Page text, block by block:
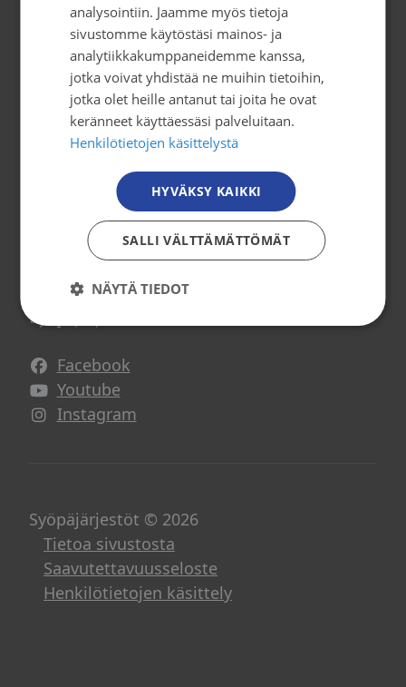
tiedotus@cancer.fi
Tilaa uutiskirje
Osallistu toimintaan
Tule mukaan
Mitä me teemme?
Jäsenyys
Syöpäjärjestöt somessa
Facebook
Avautuu uuteen ikkunaan
Youtube
Avautuu uuteen ikkunaan
Instagram
Avautuu uuteen ikkunaan
Syöpäjärjestöt © 2026
Tietoa sivustosta
Saavutettavuusseloste
Henkilötietojen käsittely
analysointiin. Jaamme myös tietoja
sivustomme käytöstäsi mainos- ja
analytiikkakumppaneidemme kanssa,
jotka voivat yhdistää ne muihin tietoihin,
jotka olet heille antanut tai joita he ovat
keränneet käyttäessäsi palveluitaan.
Henkilötietojen käsittelystä
HYVÄKSY KAIKKI
SALLI VÄLTTÄMÄTTÖMÄT
NÄYTÄ TIEDOT